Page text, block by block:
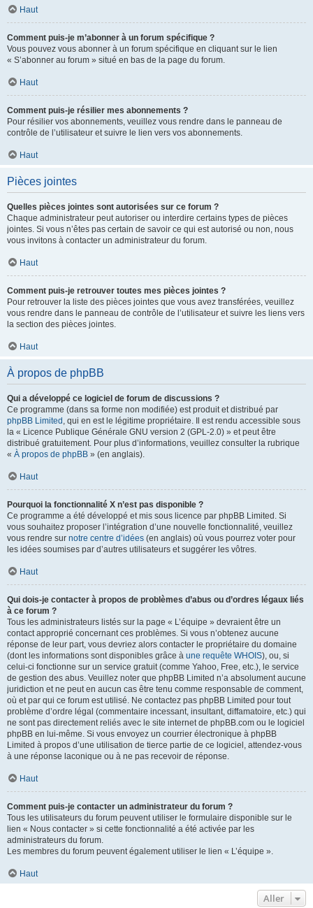
Haut
Comment puis-je m’abonner à un forum spécifique ?
Vous pouvez vous abonner à un forum spécifique en cliquant sur le lien
« S’abonner au forum » situé en bas de la page du forum.
Haut
Comment puis-je résilier mes abonnements ?
Pour résilier vos abonnements, veuillez vous rendre dans le panneau de
contrôle de l’utilisateur et suivre le lien vers vos abonnements.
Haut
Pièces jointes
Quelles pièces jointes sont autorisées sur ce forum ?
Chaque administrateur peut autoriser ou interdire certains types de pièces
jointes. Si vous n’êtes pas certain de savoir ce qui est autorisé ou non, nous
vous invitons à contacter un administrateur du forum.
Haut
Comment puis-je retrouver toutes mes pièces jointes ?
Pour retrouver la liste des pièces jointes que vous avez transférées, veuillez
vous rendre dans le panneau de contrôle de l’utilisateur et suivre les liens vers
la section des pièces jointes.
Haut
À propos de phpBB
Qui a développé ce logiciel de forum de discussions ?
Ce programme (dans sa forme non modifiée) est produit et distribué par
phpBB Limited , qui en est le légitime propriétaire. Il est rendu accessible sous
la « Licence Publique Générale GNU version 2 (GPL-2.0) » et peut être
distribué gratuitement. Pour plus d’informations, veuillez consulter la rubrique
« À propos de phpBB » (en anglais).
Haut
Pourquoi la fonctionnalité X n’est pas disponible ?
Ce programme a été développé et mis sous licence par phpBB Limited. Si
vous souhaitez proposer l’intégration d’une nouvelle fonctionnalité, veuillez
vous rendre sur notre centre d’idées (en anglais) où vous pourrez voter pour
les idées soumises par d’autres utilisateurs et suggérer les vôtres.
Haut
Qui dois-je contacter à propos de problèmes d’abus ou d’ordres légaux liés
à ce forum ?
Tous les administrateurs listés sur la page « L’équipe » devraient être un
contact approprié concernant ces problèmes. Si vous n’obtenez aucune
réponse de leur part, vous devriez alors contacter le propriétaire du domaine
(dont les informations sont disponibles grâce à une requête WHOIS), ou, si
celui-ci fonctionne sur un service gratuit (comme Yahoo, Free, etc.), le service
de gestion des abus. Veuillez noter que phpBB Limited n’a absolument aucune
juridiction et ne peut en aucun cas être tenu comme responsable de comment,
où et par qui ce forum est utilisé. Ne contactez pas phpBB Limited pour tout
problème d’ordre légal (commentaire incessant, insultant, diffamatoire, etc.) qui
ne sont pas directement reliés avec le site internet de phpBB.com ou le logiciel
phpBB en lui-même. Si vous envoyez un courrier électronique à phpBB
Limited à propos d’une utilisation de tierce partie de ce logiciel, attendez-vous
à une réponse laconique ou à ne pas recevoir de réponse.
Haut
Comment puis-je contacter un administrateur du forum ?
Tous les utilisateurs du forum peuvent utiliser le formulaire disponible sur le
lien « Nous contacter » si cette fonctionnalité a été activée par les
administrateurs du forum.
Les membres du forum peuvent également utiliser le lien « L’équipe ».
Haut
Aller